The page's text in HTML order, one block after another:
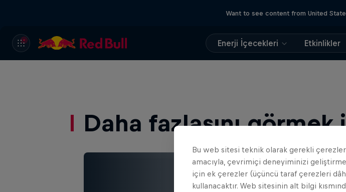
Want to see content from United
Enerji İçecekleri Etkinlikler
Daha fazlasını görmek
Bu web sitesi teknik olarak gerekli
amacıyla, çevrimiçi deneyiminizi
için ek çerezler (üçüncü taraf çerezleri
kullanacaktır. Web sitesinin alt bilgi